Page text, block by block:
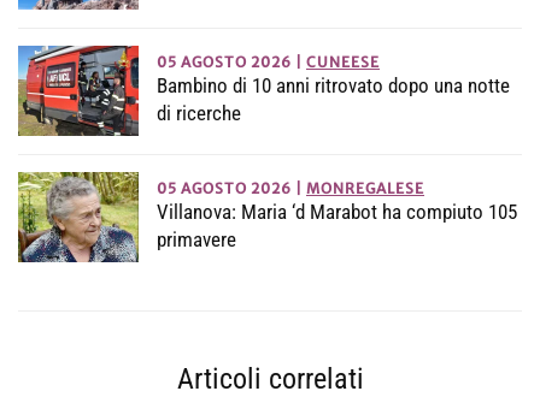
05 AGOSTO 2026 CUNEESE
Bambino di 10 anni ritrovato dopo una notte
di ricerche
05 AGOSTO 2026 MONREGALESE
Villanova: Maria ‘d Marabot ha compiuto 105
primavere
Articoli correlati